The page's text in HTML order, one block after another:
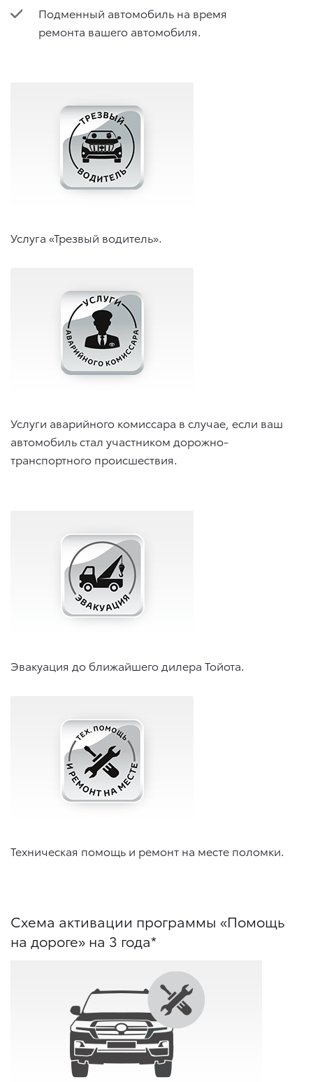
Подменный автомобиль на время
ремонта вашего автомобиля.
Услуга «Трезвый водитель».
Услуги аварийного комиссара в случае, если ваш
автомобиль стал участником дорожно-
транспортного происшествия.
Эвакуация до ближайшего дилера Тойота.
Техническая помощь и ремонт на месте поломки.
Схема активации программы «Помощь
на дороге» на 3 года*